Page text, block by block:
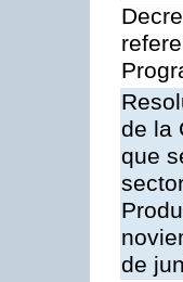
de la
que
de